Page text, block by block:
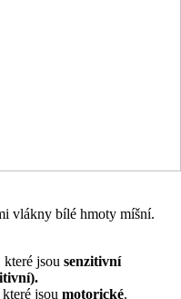
vlákny bílé hmoty míšní.
které jsou senzitivní
jsou motorické.